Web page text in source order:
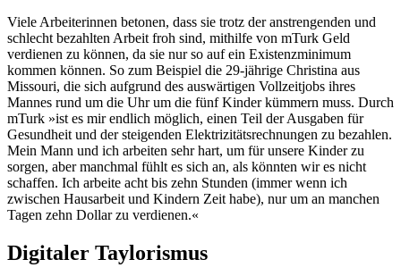
Viele Arbeiterinnen betonen, dass sie trotz der anstrengenden und
schlecht bezahlten Arbeit froh sind, mithilfe von mTurk Geld
verdienen zu können, da sie nur so auf ein Existenzminimum
kommen können. So zum Beispiel die 29-jährige Christina aus
Missouri, die sich aufgrund des auswärtigen Vollzeitjobs ihres
Mannes rund um die Uhr um die fünf Kinder kümmern muss. Durch
mTurk »ist es mir endlich möglich, einen Teil der Ausgaben für
Gesundheit und der steigenden Elektrizitätsrechnungen zu bezahlen.
Mein Mann und ich arbeiten sehr hart, um für unsere Kinder zu
sorgen, aber manchmal fühlt es sich an, als könnten wir es nicht
schaffen. Ich arbeite acht bis zehn Stunden (immer wenn ich
zwischen Hausarbeit und Kindern Zeit habe), nur um an manchen
Tagen zehn Dollar zu verdienen.«
Digitaler Taylorismus